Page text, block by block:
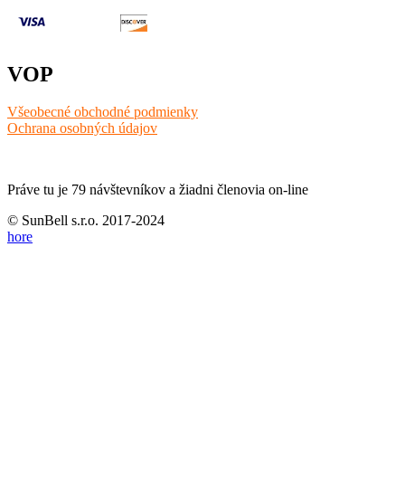
VOP
Všeobecné obchodné podmienky
Ochrana osobných údajov
Práve tu je 79 návštevníkov a žiadni členovia on-line
© SunBell s.r.o. 2017-2024
hore